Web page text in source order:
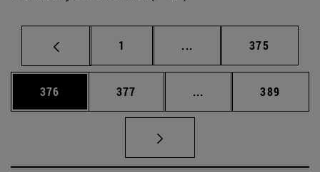
Página
1 ... Páginas intermedias
Página
375
Página
376 Página
377 ... Páginas intermedias
Página
389